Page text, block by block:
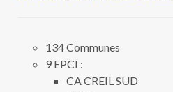
134 Communes
9 EPCI :
CA CREIL SUD